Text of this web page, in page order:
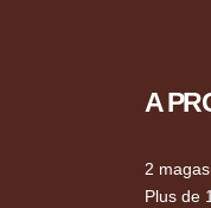
A
2
Plus de